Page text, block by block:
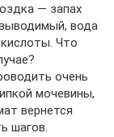
— запах
вода
Что
очень
мочевины,
вернется
шагов.